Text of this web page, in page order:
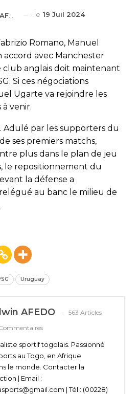
le 19 Juil 2024
Romano, Manuel
avec Manchester
club anglais doit maintenant
Si ces négociations
Ugarte va rejoindre les
à venir.
Adulé par les supporters du
ses premiers matchs,
plus dans le plan de jeu
le repositionnement du
la défense a
au banc le milieu de
Uruguay
AFEDO
563 Articles
sportif togolais. Passionné
au Togo, en Afrique
le monde. Contacter la
| Email :
| Tél : (00228)